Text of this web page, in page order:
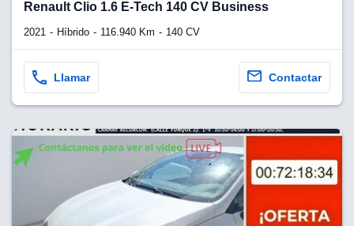
Renault Clio 1.6 E-Tech 140 CV Business
2021 Híbrido 116.940 Km 140 CV
Llamar Contactar